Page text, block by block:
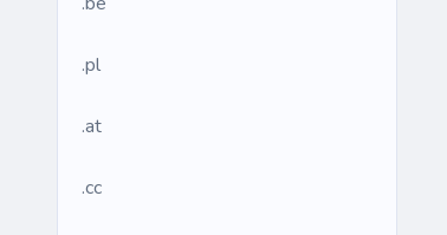
.pl
.at
.cc